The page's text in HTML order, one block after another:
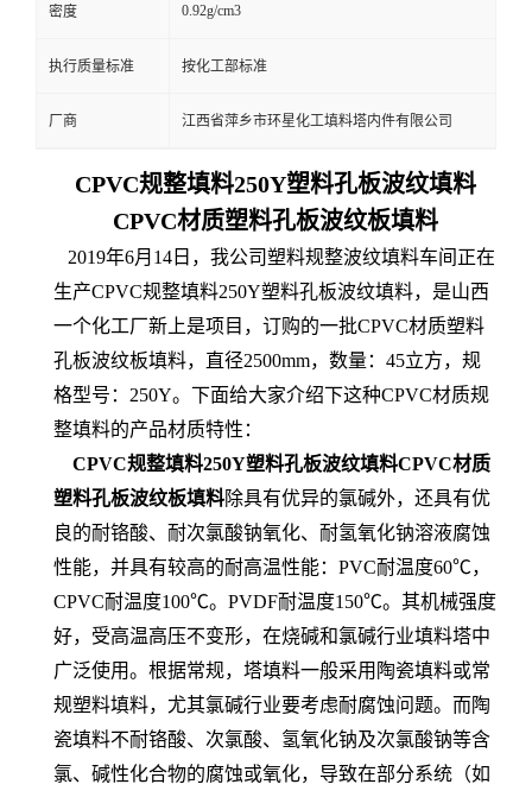
密度 0.92g/cm3
执行质量标准 按化工部标准
厂商 江西省萍乡市环星化工填料塔内件有限公司
CPVC规整填料250Y塑料孔板波纹填料
CPVC材质塑料孔板波纹板填料
2019年6月14日，我公司塑料规整波纹填料车间正在
生产CPVC规整填料250Y塑料孔板波纹填料，是山西
一个化工厂新上是项目，订购的一批CPVC材质塑料
孔板波纹板填料，直径2500mm，数量：45立方，规
格型号：250Y。下面给大家介绍下这种CPVC材质规
整填料的产品材质特性：
CPVC规整填料250Y塑料孔板波纹填料CPVC材质
塑料孔板波纹板填料除具有优异的氯碱外，还具有优
良的耐铬酸、耐次氯酸钠氧化、耐氢氧化钠溶液腐蚀
性能，并具有较高的耐高温性能：PVC耐温度60℃，
CPVC耐温度100℃。PVDF耐温度150℃。其机械强度
好，受高温高压不变形，在烧碱和氯碱行业填料塔中
广泛使用。根据常规，塔填料一般采用陶瓷填料或常
规塑料填料，尤其氯碱行业要考虑耐腐蚀问题。而陶
瓷填料不耐铬酸、次氯酸、氢氧化钠及次氯酸钠等含
氯、碱性化合物的腐蚀或氧化，导致在部分系统（如